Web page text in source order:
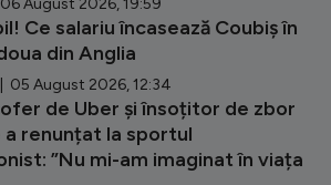
Ce salariu încasează Coubiș în
din Anglia
| 05 August 2026, 12:34
de Uber și însoțitor de zbor
a renunțat la sportul
”Nu mi-am imaginat în viața